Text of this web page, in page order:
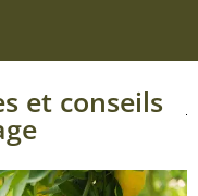
et conseils